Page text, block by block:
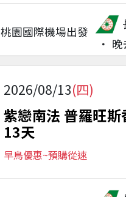
桃園國際機場出發
晚
2026/08/13(四)
紫戀南法 普羅旺
13天
早鳥優惠~預購從速